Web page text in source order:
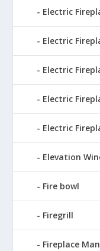
Electric
Electric
Electric
Electric
Electric
Elevation
Fire bowl
Firegrill
Fireplace